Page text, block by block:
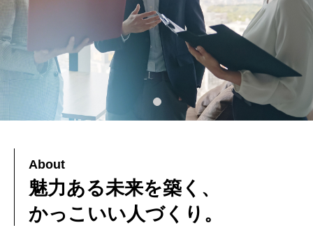
About
魅力ある未来を築く、
かっこいい人づくり。